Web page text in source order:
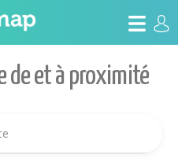
de et à proximité